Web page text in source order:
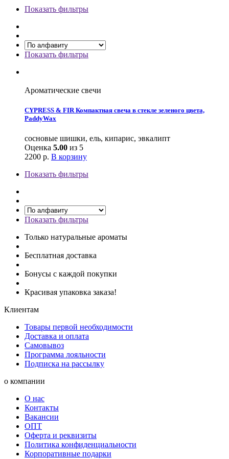
Показать фильтры
Показать фильтры
Ароматические свечи
CYPRESS & FIR Компактная свеча в стекле зеленого цвета,
PaddyWax
сосновые шишки, ель, кипарис, эвкалипт
Оценка 5.00 из 5
2200 р. В корзину
Показать фильтры
Показать фильтры
Только натуральные ароматы
Бесплатная доставка
Бонусы с каждой покупки
Красивая упаковка заказа!
Клиентам
Товары первой необходимости
Доставка и оплата
Самовывоз
Программа лояльности
Подписка на рассылку
о компании
О нас
Контакты
Вакансии
ОПТ
Оферта и реквизиты
Политика конфиденциальности
Корпоративные подарки